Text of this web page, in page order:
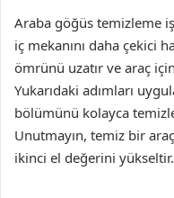
Araba göğüs temizleme
iç mekanını daha çekici
ömrünü uzatır ve araç
Yukarıdaki adımları
bölümünü kolayca
Unutmayın, temiz bir
ikinci el değerini yükseltir.